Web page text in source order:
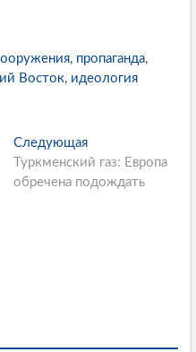
, пропаганда,
Восток, идеология
Следующая
л
е
Туркменский газ: Европа
обречена подождать